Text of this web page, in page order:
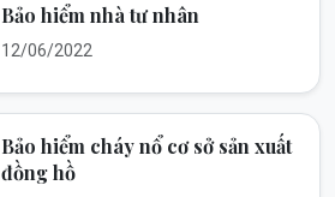
Bảo hiểm nhà tư nhân
12/06/2022
Bảo hiểm cháy nổ cơ sở sản xuất
đồng hồ